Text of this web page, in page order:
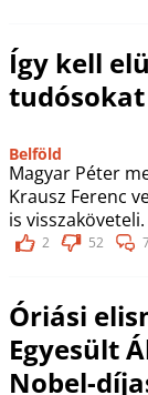
Így kell
Belföld
Magyar Péter
Krausz Ferenc
is visszaköveteli.
2 52
Óriási
Egyesült
Nobel-